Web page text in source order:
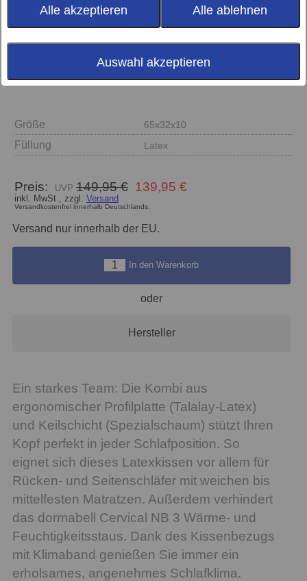
Alle akzeptieren Alle ablehnen
Auswahl akzeptieren
Größe 65x32x10
Füllung Latex
Preis: 149,95 € 139,95 €
inkl. MwSt., zzgl. Versand
Versandkostenfrei innerhalb Deutschlands.
Versand nur innerhalb der EU.
In den Warenkorb
oder
Hersteller
Ein starkes Team: Die Kombi aus
ergonomischer Profilplatte (Talalay-Latex)
und Keilschicht (Spezialschaum) stützt Ihren
Kopf perfekt in jeder Schlafposition. So
eignet sich dieses Latexkissen vor allem für
Rücken- und Seitenschläfer mit weichen bis
mittelfesten Matratzen. Außerdem verhindert
das dormabell Cervical NB 3 Wärme- und
Feuchtigkeitsstaus. Dank des Kissenbezugs
mit Klimaband genießen Sie immer ein
erholsames, angenehmes Schlafklima.